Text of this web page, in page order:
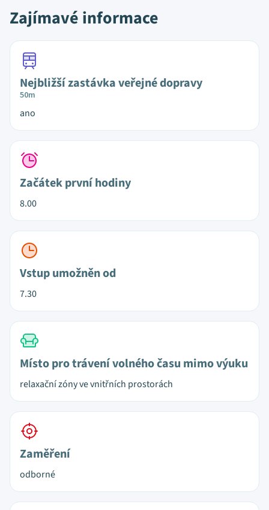
Zajímavé informace
Nejbližší zastávka veřejné dopravy
50m
ano
Začátek první hodiny
8.00
Vstup umožněn od
7.30
Místo pro trávení volného času mimo výuku
relaxační zóny ve vnitřních prostorách
Zaměření
odborné